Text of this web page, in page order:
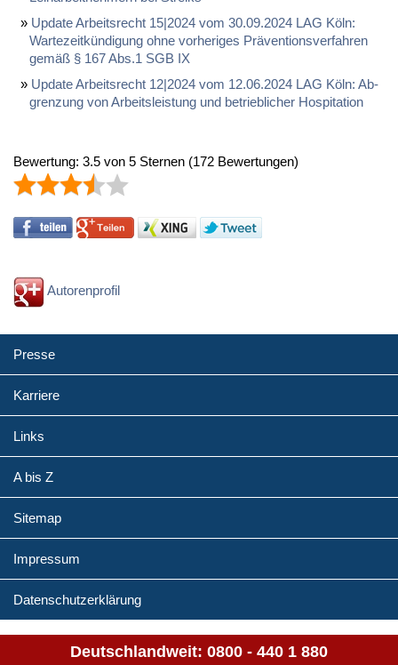
Up­date Ar­beits­recht 15|2024 vom 30.09.2024 LAG Köln:
War­te­zeitkündi­gung oh­ne vor­he­ri­ges Präven­ti­ons­ver­fah­ren
gemäß § 167 Abs.1 SGB IX
Up­date Ar­beits­recht 12|2024 vom 12.06.2024 LAG Köln: Ab­
gren­zung von Ar­beits­leis­tung und be­trieb­li­cher Hos­pi­ta­ti­on
Bewertung: 3.5 von 5 Sternen (172 Bewertungen)
Autorenprofil
Presse
Karriere
Links
A bis Z
Sitemap
Impressum
Datenschutzerklärung
Deutschlandweit: 0800 - 440 1 880